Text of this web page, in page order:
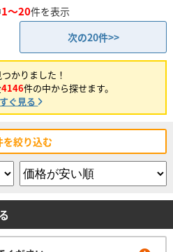
1～20件を表示
次の20件>>
つかりました！
4146件の中から探せます。
ぐ見る
を絞り込む